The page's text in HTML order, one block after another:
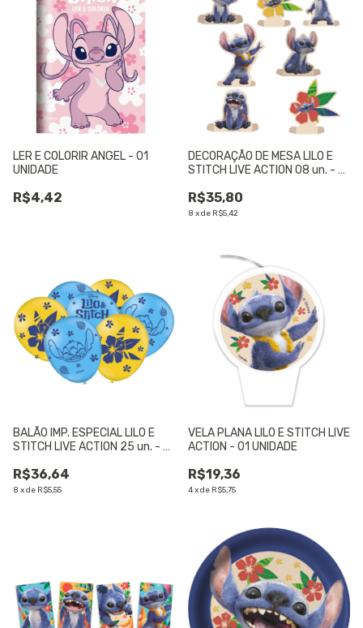
LER E COLORIR ANGEL - 01
UNIDADE
R$4,42
DECORAÇÃO DE MESA LILO E
STITCH LIVE ACTION 08 un. - 01
R$35,80
8 xde R$5,42
BALÃO IMP. ESPECIAL LILO E
STITCH LIVE ACTION 25 un. - 01
R$36,64
8 xde R$5,55
VELA PLANA LILO E STITCH LIVE
ACTION - 01 UNIDADE
R$19,36
4xde R$5,75